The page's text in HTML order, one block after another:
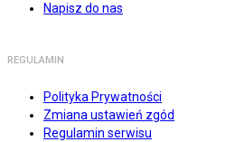
Napisz do nas
REGULAMIN
Polityka Prywatności
Zmiana ustawień zgód
Regulamin serwisu